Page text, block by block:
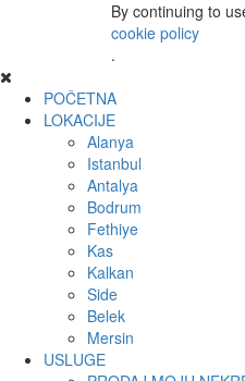
By continuing to
cookie policy
.
POČETNA
LOKACIJE
Alanya
Istanbul
Antalya
Bodrum
Fethiye
Kas
Kalkan
Side
Belek
Mersin
USLUGE